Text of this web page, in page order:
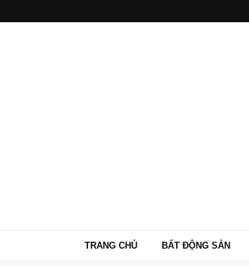
TRANG CHỦ BẤT ĐỘNG SẢN